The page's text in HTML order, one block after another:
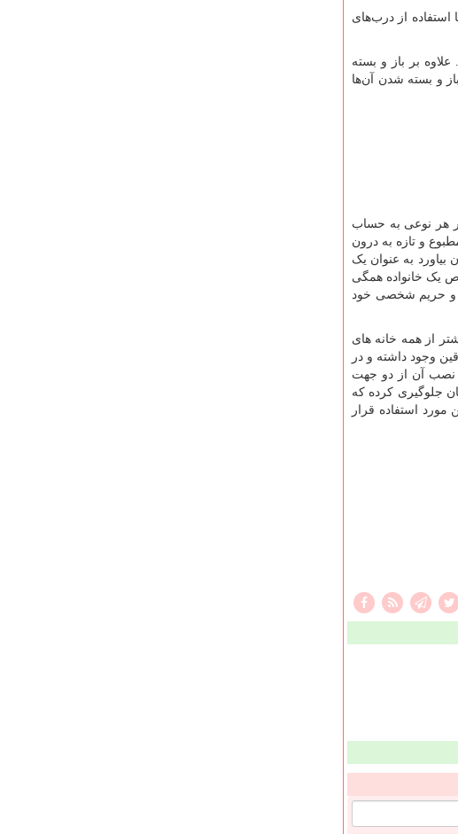
از درب‌های
بر باز و بسته
و بسته شدن آن‌ها
در هر نوعی به حساب
و تازه به درون
به عنوان یک
یک خانواده همگی
و حریم شخصی خود
از همه خانه های
وجود داشته و در
و نصب آن از دو جهت
جلوگیری کرده که
استفاده قرار